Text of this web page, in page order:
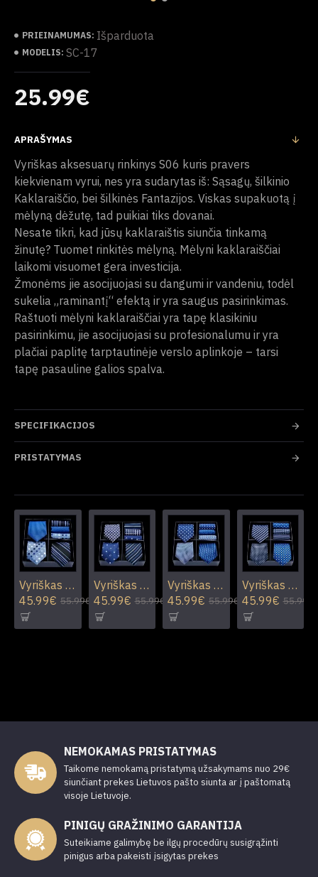
PRIEINAMUMAS: Išparduota
MODELIS: SC-17
25.99€
APRAŠYMAS
Vyriškas aksesuarų rinkinys S06 kuris pravers
kiekvienam vyrui, nes yra sudarytas iš: Sąsagų, šilkinio
Kaklaraiščio, bei šilkinės Fantazijos. Viskas supakuotą į
mėlyną dėžutę, tad puikiai tiks dovanai.
Nesate tikri, kad jūsų kaklaraištis siunčia tinkamą
žinutę? Tuomet rinkitės mėlyną. Mėlyni kaklaraiščiai
laikomi visuomet gera investicija.
Žmonėms jie asocijuojasi su dangumi ir vandeniu, todėl
sukelia „raminantį“ efektą ir yra saugus pasirinkimas.
Raštuoti mėlyni kaklaraiščiai yra tapę klasikiniu
pasirinkimu, jie asocijuojasi su profesionalumu ir yra
plačiai paplitę tarptautinėje verslo aplinkoje – tarsi
tapę pasauline galios spalva.
SPECIFIKACIJOS
PRISTATYMAS
Vyriškas rinkinys R01
45.99€ 55.99€
Vyriškas rinkinys R02
45.99€ 55.99€
Vyriškas rinkinys R03
45.99€ 55.99€
Vyriškas rinkinys R04
45.99€ 55.99€
NEMOKAMAS PRISTATYMAS
Taikome nemokamą pristatymą užsakymams nuo 29€
siunčiant prekes Lietuvos pašto siunta ar į paštomatą
visoje Lietuvoje.
PINIGŲ GRAŽINIMO GARANTIJA
Suteikiame galimybę be ilgų procedūrų susigrąžinti
pinigus arba pakeisti įsigytas prekes